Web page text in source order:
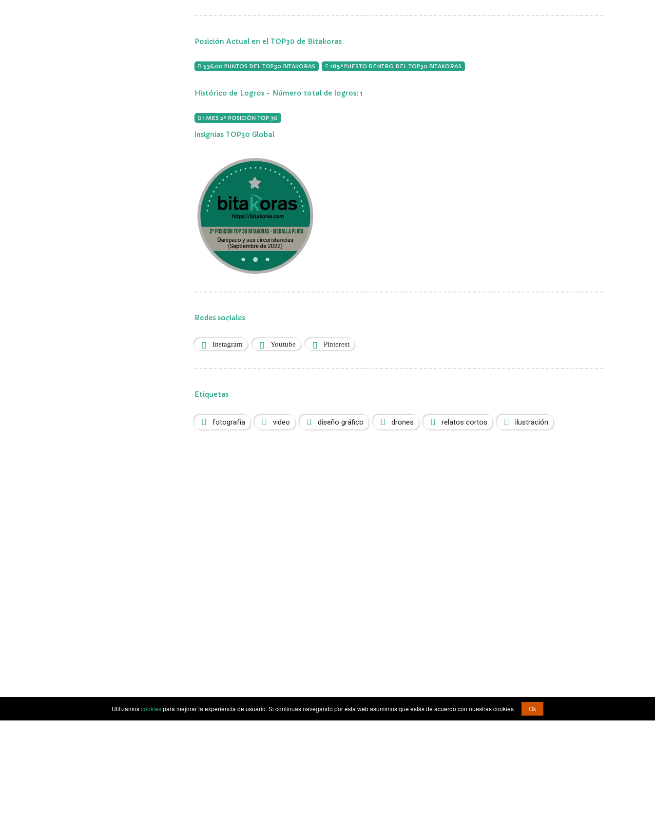
Posición Actual en el TOP30 de Bitakoras
536,00 PUNTOS DEL TOP30 BITAKORAS 285º PUESTO DENTRO DEL TOP30 BITAKORAS
Histórico de Logros - Número total de logros: 1
1 MES 2ª POSICIÓN TOP 30
Insignias TOP30 Global
Redes sociales
Instagram Youtube Pinterest
Etiquetas
fotografía video diseño gráfico drones relatos cortos ilustración
Utilizamoscookiespara mejorar la experiencia de usuario. Si continuas navegando por esta web asumimos que estás de acuerdo con nuestras cookies. Ok